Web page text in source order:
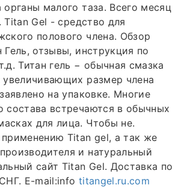
органы малого таза. Всего месяц
Titan Gel - средство для
полового члена. Обзор
Гель, отзывы, инструкция по
Титан гель − обычная смазка
увеличивающих размер члена
на упаковке. Многие
состава встречаются в обычных
для лица. Чтобы не.
Titan gel, а так же
и натуральный
сайт Titan Gel. Доставка по
E-mail:info titangel.ru.com